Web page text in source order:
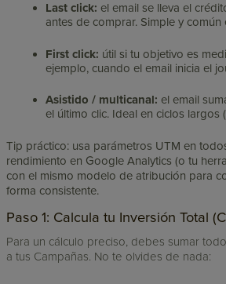
Last click: el email se lleva el
antes de comprar. Simple y común
First click: útil si tu objetivo es
ejemplo, cuando el email inicia el
Asistido / multicanal: el email
el último clic. Ideal en ciclos largos
Tip práctico: usa parámetros UTM en
rendimiento en Google Analytics (o tu
con el mismo modelo de atribución para
forma consistente.
Paso 1: Calcula tu Inversión Total
Para un cálculo preciso, debes sumar
a tus Campañas. No te olvides de nada: